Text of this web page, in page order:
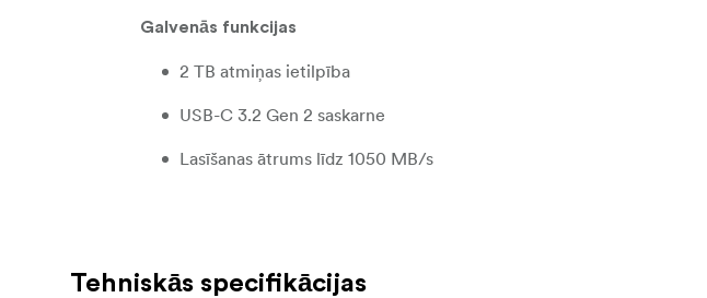
Galvenās funkcijas
2 TB atmiņas ietilpība
USB-C 3.2 Gen 2 saskarne
Lasīšanas ātrums līdz 1050 MB/s
Lexar DataShield 256 bitu AES šifrēšana
Tehniskās specifikācijas